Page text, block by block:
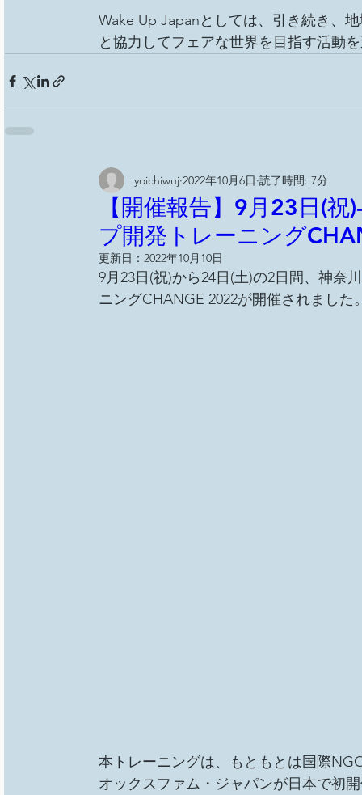
Wake Up Japanとしては、引き続き、
と協力してフェアな世界を目指す活動
【開催報告】9月23日(
プ開発トレーニング
yoichiwuj 2022年10月6日 読了時間: 7分
更新日： 2022年10月10日
9月23日(祝)から24日(土)の2日間、神奈
ニングCHANGE 2022が開催されました
本トレーニングは、もともとは国際
オックスファム・ジャパンが日本で初